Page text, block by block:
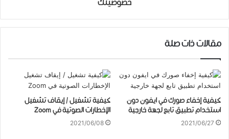
خصوصيتك
مقالات ذات صلة
كيفية إخفاء صورك في ايفون دون
استخدام تطبيق تابع لجهة خارجية
2021/06/27
كيفية تشغيل / إيقاف تشغيل
الإخطارات الصوتية في Zoom
2021/06/08